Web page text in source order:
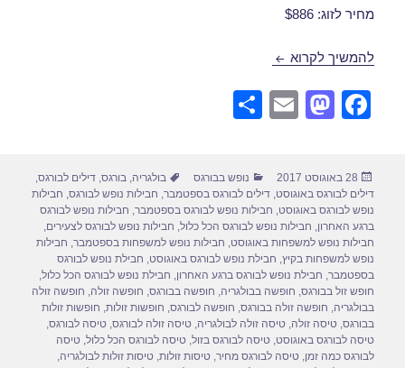
מחיר לזוג: $886
להמשיך לקרוא חבילות נופש לבורגס באוגוסט 29/08/2017
F
e
b
o
o
k
M
o
d
o
n
E
e
פורסם
בתאריך
28 באוגוסט 2017 קטגוריות
נופש בבורגס תגיות
בולגריה,בורגס,דילים לבורגס,
דילים לבורגס באוגוסט,דילים לבורגס בספטמבר, חבילות נופש לבורגס, חבילות
נופש לבורגס באוגוסט, חבילות נופש לבורגס בספטמבר, חבילות נופש לבורגס
ברגע האחרון, חבילות נופש לבורגס הכל כלול, חבילות נופש לבורגס לצעירים,
חבילות נופש למשפחות באוגוסט, חבילות נופש למשפחות בספטמבר, חבילות
נופש למשפחות בקיץ, חבילת נופש לבורגס באוגוסט, חבילת נופש לבורגס
בספטמבר, חבילת נופש לבורגס ברגע האחרון, חבילת נופש לבורגס הכל כלול,
חופש זול בבורגס, חופשה בבולגריה, חופשה בבורגס, חופשה זולה, חופשה זולה
בבולגריה, חופשה זולה בבורגס, חופשה לבורגס, חופשות זולות, חופשות זולות
בבורגס,טיסה זולה,טיסה זולה לבולגריה,טיסה זולה לבורגס,טיסה לבורגס,
טיסה לבורגס באוגוסט,טיסה לבורגס בזול,טיסה לבורגס הכל כלול,טיסה
לבורגס כמה זמן,טיסה לבורגס מחיר,טיסות זולות,טיסות זולות לבולגריה,